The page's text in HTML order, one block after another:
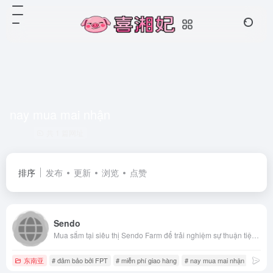
排序 发布 更新 浏览 点赞
Sendo
东南亚 # đảm bảo bởi FPT # miễn phí giao hàng # nay mua mai nhận